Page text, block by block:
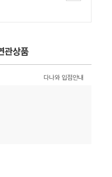
관상품
다나와 입점안내